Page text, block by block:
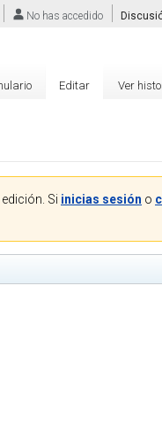
Si inicias sesión o
No has accedido
Editar Ver